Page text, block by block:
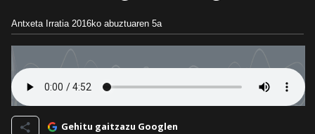
Antxeta Irratia 2016ko abuztuaren 5a
Gehitu gaitzazu Googlen